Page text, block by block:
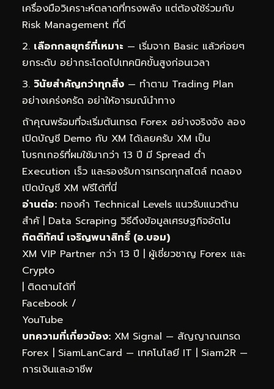
เครื่องมือวิเคราะห์ตลาดที่ทรงพลัง แต่ต้องใช้ร่วมกับ
Risk Management ที่ดี
เลือกกลยุทธ์ที่เหมาะ — เริ่มจาก Basic แล้วค่อยๆ
ยกระดับ อย่ากระโดดไปเทคนิคขั้นสูงก่อนเวลา
วินัยสำคัญกว่าทุกสิ่ง — ทำตาม Trading Plan
อย่างเคร่งครัด อย่าให้อารมณ์นำทาง
ถ้าคุณพร้อมที่จะเริ่มต้นเทรด Forex อย่างจริงจัง ลอง
เปิดบัญชี Demo กับ XM ได้เลยครับ XM เป็น
โบรกเกอร์ที่ผมใช้มากว่า 13 ปี มี Spread ต่ำ
Execution เร็ว และรองรับการเทรดทุกสไตล์ ทดลอง
เปิดบัญชี XM ฟรีได้ที่นี่
อ่านต่อ: ทองคำ Technical Levels แนวรับแนวต้าน
สำคั| Data Scraping วิธีดึงข้อมูลเศรษฐกิจอัตโน
กิตติทัศน์ เจริญพนาสิทธิ์ (อ.บอม)
XM VIP Partner กว่า 13 ปี | ผู้เชี่ยวชาญ Forex และ
Crypto
| ติดตามได้ที่
Facebook /
YouTube
บทความที่เกี่ยวข้อง: XM Signal — สัญญาณเทรด
Forex | SiamLanCard — เทคโนโลยี IT | Siam2R —
การเงินและอาชีพ